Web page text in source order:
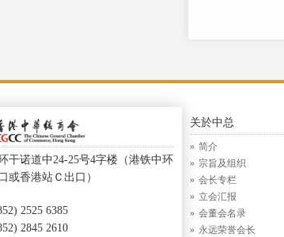
干诺道中24-25号4字楼（港铁中环
或香港站Ｃ出口）
2525 6385
2845 2610
关於中总
简介
宗旨及组织
会长专栏
立会汇报
会董会名录
永远荣誉会长